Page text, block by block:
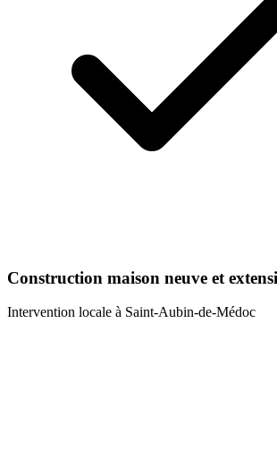
Construction maison neuve et
Intervention locale à Saint-Aubin-de-Médoc